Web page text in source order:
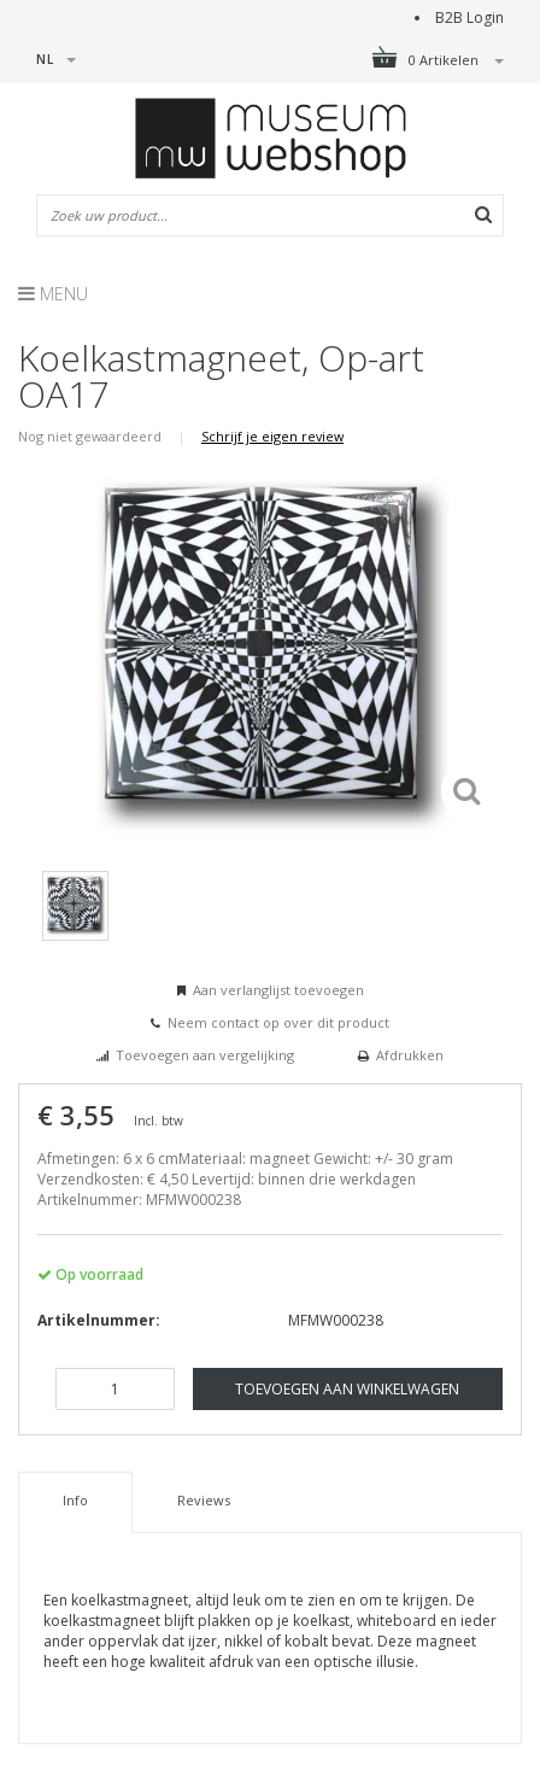
B2B Login
0 Artikelen
NL
MENU
Koelkastmagneet, Op-art
OA17
Nog niet gewaardeerd | Schrijf je eigen review
Aan verlanglijst toevoegen
Neem contact op over dit product
Toevoegen aan vergelijking
Afdrukken
€ 3,55 Incl. btw
Afmetingen: 6 x 6 cmMateriaal: magneet Gewicht: +/- 30 gram
Verzendkosten: € 4,50 Levertijd: binnen drie werkdagen
Artikelnummer: MFMW000238
Op voorraad
Artikelnummer: MFMW000238
TOEVOEGEN AAN WINKELWAGEN
Info Reviews
Een koelkastmagneet, altijd leuk om te zien en om te krijgen. De
koelkastmagneet blijft plakken op je koelkast, whiteboard en ieder
ander oppervlak dat ijzer, nikkel of kobalt bevat. Deze magneet
heeft een hoge kwaliteit afdruk van een optische illusie.